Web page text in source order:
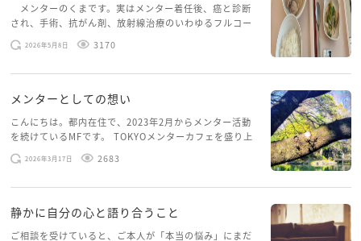
メンターのくまです。実はメンター着任後、癌と診断
され、手術、抗がん剤、放射線治療のいわゆるフルコー
スを体験していて、しばらくメンターカフェに来られて
いませんでした。体力だけでなく、気力も落ちパソコン
2026年5月8日 3170
メンターとしての想い
こんにちは。都内在住で、2023年2月からメンター活動
を続けているMFです。 TOKYOメンターカフェを盛り上
げたいという想いから、勇気を出して初めてブログを投
稿してみようと思います。少し自分のことを書いてみま
2026年3月17日 2683
静かに自分の心と語り合うこと
ご相談を受けていると、ご本人が「本当の悩み」にまだ